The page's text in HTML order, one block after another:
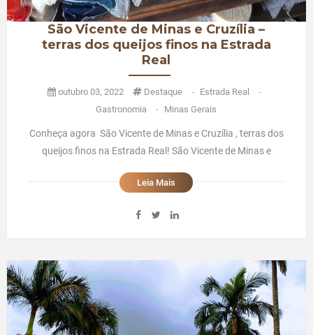
São Vicente de Minas e Cruzília –
terras dos queijos finos na Estrada
Real
outubro 03, 2022 Destaque - Estrada Real
-
Gastronomia
- Minas Gerais
Conheça agora São Vicente de Minas e Cruzília , terras dos
queijos finos na Estrada Real! São Vicente de Minas e
hoje duas super dicas de destinos no interior de Minas
atrativ ...
Leia Mais